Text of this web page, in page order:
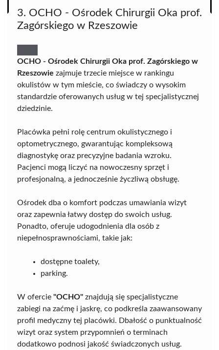
3. OCHO - Ośrodek Chirurgii Oka prof.
Zagórskiego w Rzeszowie
OCHO - Ośrodek Chirurgii Oka prof. Zagórskiego w
Rzeszowie zajmuje trzecie miejsce w rankingu
okulistów w tym mieście, co świadczy o wysokim
standardzie oferowanych usług w tej specjalistycznej
dziedzinie.
Placówka pełni rolę centrum okulistycznego i
optometrycznego, gwarantując kompleksową
diagnostykę oraz precyzyjne badania wzroku.
Pacjenci mogą liczyć na nowoczesny sprzęt i
profesjonalną, a jednocześnie życzliwą obsługę.
Ośrodek dba o komfort podczas umawiania wizyt
oraz zapewnia łatwy dostęp do swoich usług.
Ponadto, oferuje udogodnienia dla osób z
niepełnosprawnościami, takie jak:
dostępne toalety,
parking.
W ofercie "OCHO" znajdują się specjalistyczne
zabiegi na zaćmę i jaskrę, co podkreśla zaawansowany
profil medyczny tej placówki. Dbałość o punktualność
wizyt oraz system przypomnień o terminach
dodatkowo podnosi jakość świadczonych usług.